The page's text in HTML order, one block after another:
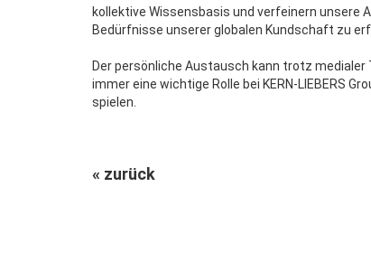
kollektive Wissensbasis und verfeinern unsere
Bedürfnisse unserer globalen Kundschaft zu
Der persönliche Austausch kann trotz
immer eine wichtige Rolle bei KERN-LIEBERS
spielen.
« zurück